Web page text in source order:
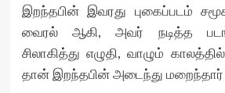
இறந்தபின் இவரது புகைப்படம்
வைரல் ஆகி, அவர் நடித்த
சிலாகித்து எழுதி, வாழும்
தான் இறந்தபின் அடைந்து மறைந்தார்